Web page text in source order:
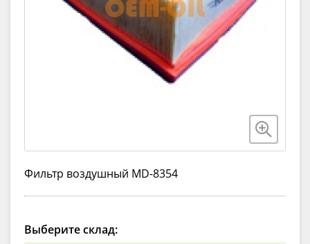
Фильтр воздушный MD-8354
Выберите склад: